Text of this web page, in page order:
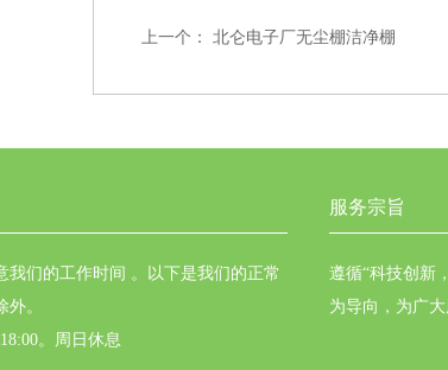
上一个： 北仑电子厂无尘棚洁净棚
我们的工作时间 。以下是我们的正常
。
。周日休息
服务宗旨
遵循“科技创新
为导向，为广